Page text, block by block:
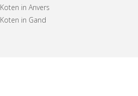
Koten in Anvers
Koten in Gand